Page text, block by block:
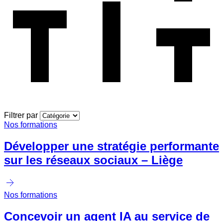
Filtrer par
Nos formations
Développer une stratégie performante
sur les réseaux sociaux – Liège
Nos formations
Concevoir un agent IA au service de